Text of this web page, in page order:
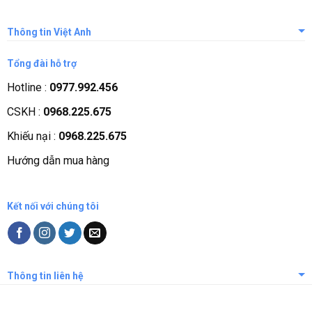
Thông tin Việt Anh
Giới thiệu công ty
Tầm nhìn sứ mệnh
Quá trình phát triển
Các chứng nhận
Liên hệ, góp ý
Tổng đài hỗ trợ
Hotline : 0977.992.456
CSKH : 0968.225.675
Khiếu nại : 0968.225.675
Hướng dẫn mua hàng
Kết nối với chúng tôi
Thông tin liên hệ